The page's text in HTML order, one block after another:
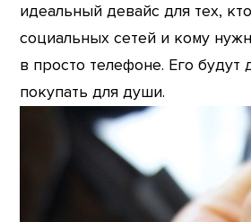
идеальный девайс для тех,
социальных сетей и кому
в просто телефоне. Его будут
покупать для души.